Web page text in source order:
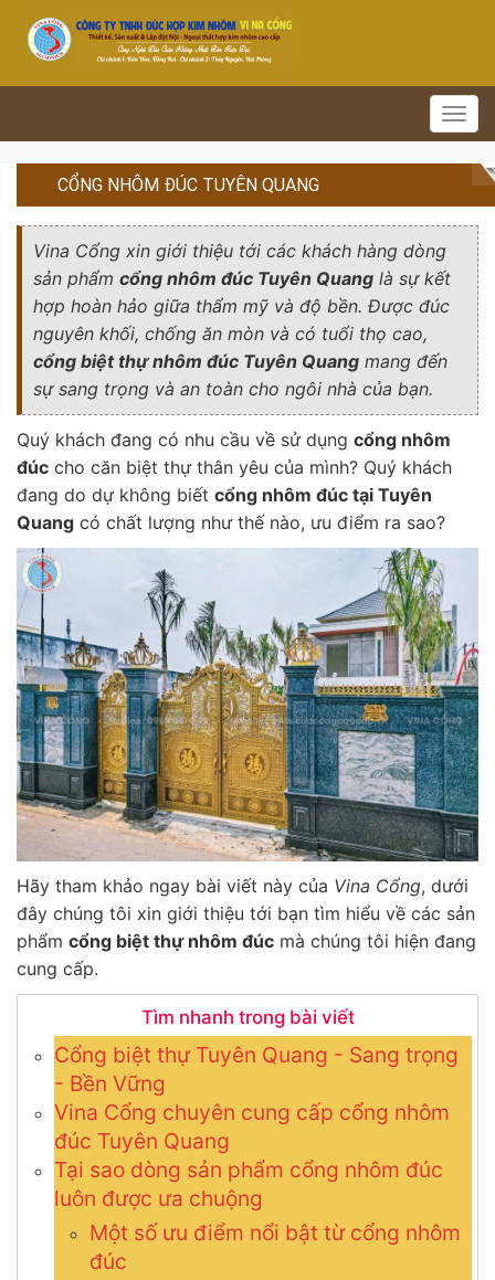
CỔNG NHÔM ĐÚC TUYÊN QUANG
Vina Cổng xin giới thiệu tới các khách hàng dòng
sản phẩm cổng nhôm đúc Tuyên Quang là sự kết
hợp hoàn hảo giữa thẩm mỹ và độ bền. Được đúc
nguyên khối, chống ăn mòn và có tuổi thọ cao,
cổng biệt thự nhôm đúc Tuyên Quang mang đến
sự sang trọng và an toàn cho ngôi nhà của bạn.
Quý khách đang có nhu cầu về sử dụng cổng nhôm
đúc cho căn biệt thự thân yêu của mình? Quý khách
đang do dự không biết cổng nhôm đúc tại Tuyên
Quang có chất lượng như thế nào, ưu điểm ra sao?
Hãy tham khảo ngay bài viết này của Vina Cổng, dưới
đây chúng tôi xin giới thiệu tới bạn tìm hiểu về các sản
phẩm cổng biệt thự nhôm đúc mà chúng tôi hiện đang
cung cấp.
Tìm nhanh trong bài viết
Cổng biệt thự Tuyên Quang - Sang trọng
- Bền Vững
Vina Cổng chuyên cung cấp cổng nhôm
đúc Tuyên Quang
Tại sao dòng sản phẩm cổng nhôm đúc
luôn được ưa chuộng
Một số ưu điểm nổi bật từ cổng nhôm
đúc